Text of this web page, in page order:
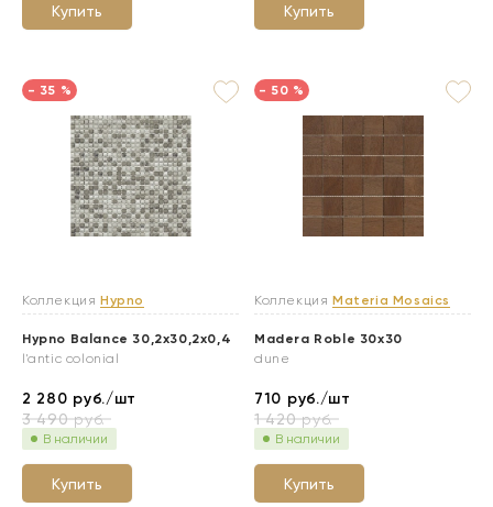
Купить Купить
- 35 %
Коллекция Hypno
Hypno Balance 30,2x30,2x0,4
l'antic colonial
2 280 руб./шт
3 490руб.
В наличии
Купить
- 50 %
Коллекция Materia Mosaics
Madera Roble 30x30
dune
710 руб./шт
1 420руб.
В наличии
Купить